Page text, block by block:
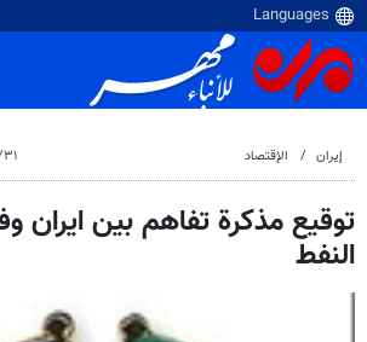
إيران الإقتصاد ٣١‏/٠١‏/٢٠١٦، ١:١٧ م
توقيع مذكرة تفاهم بين ايران
النفط